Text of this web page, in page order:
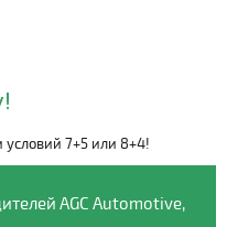
7+5 или 8+4!
AGC Automotive,